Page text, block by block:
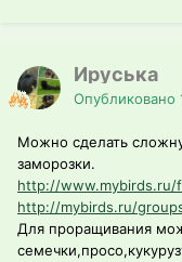
Ируська
Опубликовано
Можно сделать
заморозки.
http://www.mybirds.ru/
http://mybirds.ru/
Для проращивания